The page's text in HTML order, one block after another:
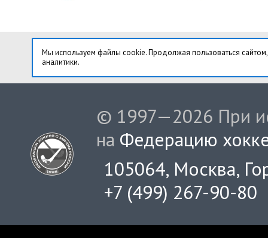
Мы используем файлы cookie. Продолжая пользоваться
аналитики.
© 1997—2026 При
на Федерацию
105064, Москва,
+7 (499) 267-90-80